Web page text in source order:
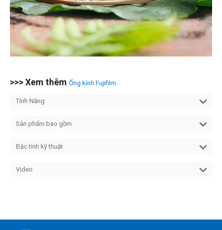
>>> Xem thêm Ống kính Fujifilm
Tính Năng
Sản phẩm bao gồm
Đặc tính kỹ thuật
Video